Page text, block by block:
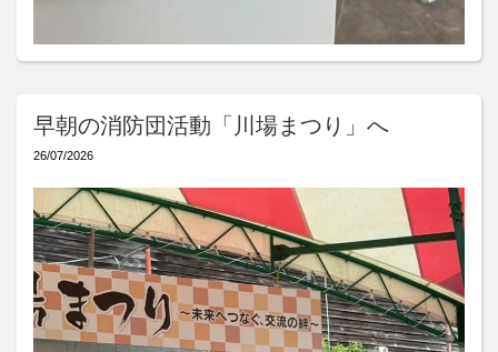
早朝の消防団活動「川場まつり」へ
26/07/2026